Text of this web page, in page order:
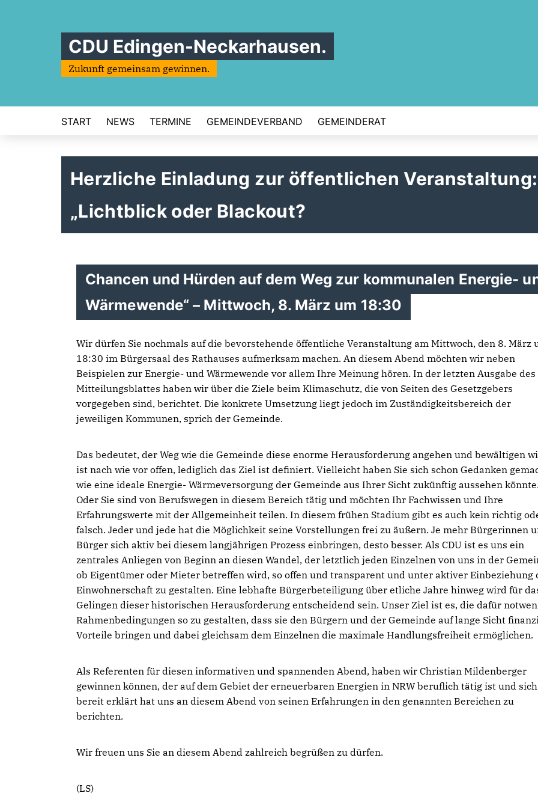
CDU Edingen-Neckarhausen.
Zukunft gemeinsam gewinnen.
START NEWS TERMINE GEMEINDEVERBAND GEMEINDERAT
Herzliche Einladung zur öffentlichen Veranstaltung:
Lichtblick oder Blackout?
Chancen und Hürden auf dem Weg zur kommunalen Energie-
Wärmewende“ – Mittwoch, 8. März um 18:30
Wir dürfen Sie nochmals auf die bevorstehende öffentliche Veranstaltung am Mittwoch, den 8. März
18:30 im Bürgersaal des Rathauses aufmerksam machen. An diesem Abend möchten wir neben
Beispielen zur Energie- und Wärmewende vor allem Ihre Meinung hören. In der letzten Ausgabe des
Mitteilungsblattes haben wir über die Ziele beim Klimaschutz, die von Seiten des Gesetzgebers
vorgegeben sind, berichtet. Die konkrete Umsetzung liegt jedoch im Zuständigkeitsbereich der
jeweiligen Kommunen, sprich der Gemeinde.
Das bedeutet, der Weg wie die Gemeinde diese enorme Herausforderung angehen und bewältigen
ist nach wie vor offen, lediglich das Ziel ist definiert. Vielleicht haben Sie sich schon Gedanken
wie eine ideale Energie- Wärmeversorgung der Gemeinde aus Ihrer Sicht zukünftig aussehen könnte.
Oder Sie sind von Berufswegen in diesem Bereich tätig und möchten Ihr Fachwissen und Ihre
Erfahrungswerte mit der Allgemeinheit teilen. In diesem frühen Stadium gibt es auch kein richtig
falsch. Jeder und jede hat die Möglichkeit seine Vorstellungen frei zu äußern. Je mehr Bürgerinnen
Bürger sich aktiv bei diesem langjährigen Prozess einbringen, desto besser. Als CDU ist es uns ein
zentrales Anliegen von Beginn an diesen Wandel, der letztlich jeden Einzelnen von uns in der
ob Eigentümer oder Mieter betreffen wird, so offen und transparent und unter aktiver Einbeziehung
Einwohnerschaft zu gestalten. Eine lebhafte Bürgerbeteiligung über etliche Jahre hinweg wird für
Gelingen dieser historischen Herausforderung entscheidend sein. Unser Ziel ist es, die dafür
Rahmenbedingungen so zu gestalten, dass sie den Bürgern und der Gemeinde auf lange Sicht
Vorteile bringen und dabei gleichsam dem Einzelnen die maximale Handlungsfreiheit ermöglichen.
Als Referenten für diesen informativen und spannenden Abend, haben wir Christian Mildenberger
gewinnen können, der auf dem Gebiet der erneuerbaren Energien in NRW beruflich tätig ist und sich
bereit erklärt hat uns an diesem Abend von seinen Erfahrungen in den genannten Bereichen zu
berichten.
Wir freuen uns Sie an diesem Abend zahlreich begrüßen zu dürfen.
(LS)